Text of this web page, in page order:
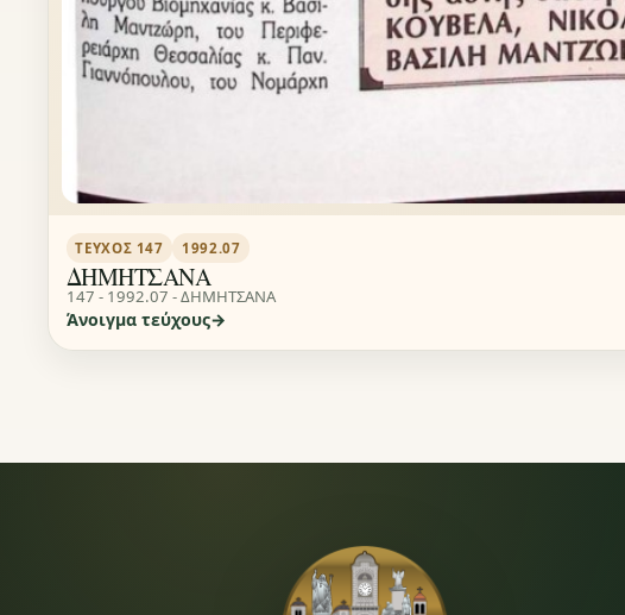
ΤΕΎΧΟΣ 147 1992.07
ΔΗΜΗΤΣΑΝΑ
147 - 1992.07 - ΔΗΜΗΤΣΑΝΑ
Άνοιγμα τεύχους